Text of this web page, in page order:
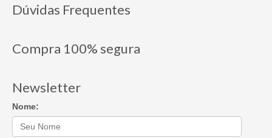
Dúvidas Frequentes
Compra 100% segura
Newsletter
Nome: